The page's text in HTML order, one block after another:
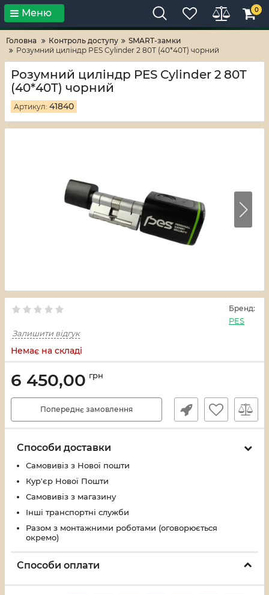
Тільки високі технології! RV-ZAFT
Меню 0
Головна Контроль доступу
SMART-замки
Розумний циліндр PES Cylinder 2 80T (40*40T) чорний
Розумний циліндр PES Cylinder 2 80T
(40*40T) чорний
Артикул: 41840
Бренд:
PES
Залишити відгук
Немає на складі
6 450,00 грн
Попереднє замовлення
Способи доставки
Самовивіз з Нової пошти
Кур'єр Нової Пошти
Самовивіз з магазину
Інші транспортні служби
Разом з монтажними роботами (оговорюється
окремо)
Способи оплати